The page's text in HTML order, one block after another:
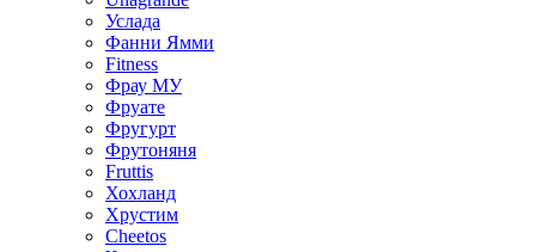
Услада
Фанни Ямми
Fitness
Фрау МУ
Фруате
Фругурт
Фрутоняня
Fruttis
Хохланд
Хрустим
Cheetos